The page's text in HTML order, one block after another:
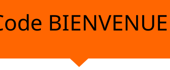
BIENVENUE